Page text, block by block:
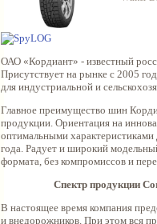
ОАО «Кордиант» - известный
Присутствует на рынке с 2005
для индустриальной и
Главное преимущество шин
продукции. Ориентация на
оптимальными
года. Радует и широкий
формата, без компромиссов и
Спектр продукции
В настоящее время компания
и внедорожников. При этом вся